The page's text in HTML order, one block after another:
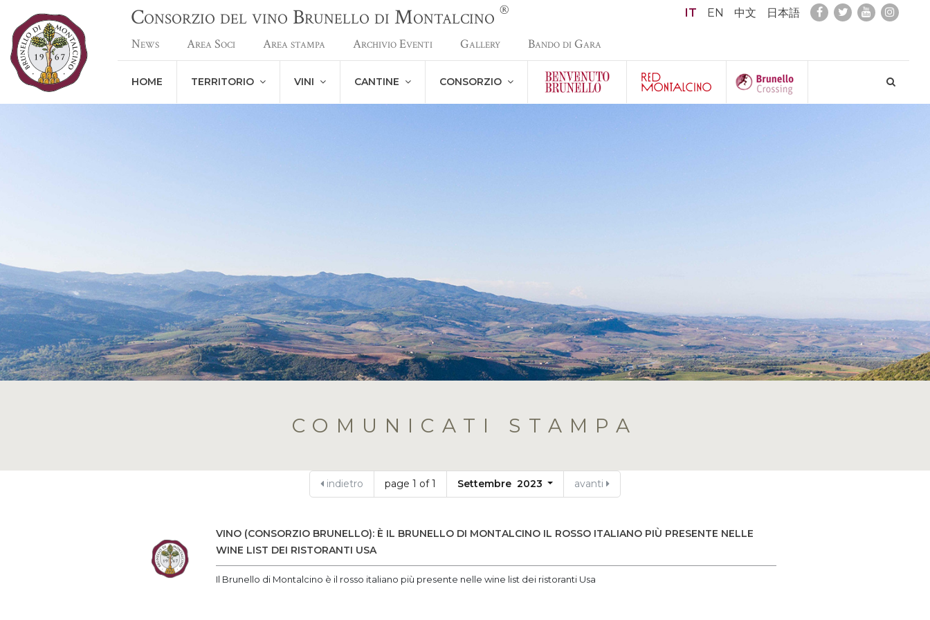
Consorzio del vino Brunello di Montalcino ® IT EN 中文 日本語
News Area Soci Area stampa Archivio Eventi Gallery Bando di Gara
HOME TERRITORIO VINI CANTINE CONSORZIO
COMUNICATI STAMPA
indietro page 1 of 1 Settembre 2023 avanti
VINO (CONSORZIO BRUNELLO): È IL BRUNELLO DI MONTALCINO IL ROSSO ITALIANO PIÙ PRESENTE NELLE
WINE LIST DEI RISTORANTI USA
Il Brunello di Montalcino è il rosso italiano più presente nelle wine list dei ristoranti Usa